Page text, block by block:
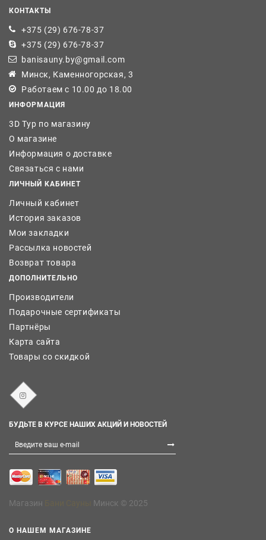
КОНТАКТЫ
+375 (29) 676-78-37
+375 (29) 676-78-37
banisauny.by@gmail.com
Минск, Каменногорская, 3
Работаем с 10.00 до 18.00
ИНФОРМАЦИЯ
3D Тур по магазину
О магазине
Информация о доставке
Связаться с нами
ЛИЧНЫЙ КАБИНЕТ
Личный кабинет
История заказов
Мои закладки
Рассылка новостей
Возврат товара
ДОПОЛНИТЕЛЬНО
Производители
Подарочные сертификаты
Партнёры
Карта сайта
Товары со скидкой
БУДЬТЕ В КУРСЕ НАШИХ АКЦИЙ И НОВОСТЕЙ
Магазин Минск © 2025
О НАШЕМ МАГАЗИНЕ